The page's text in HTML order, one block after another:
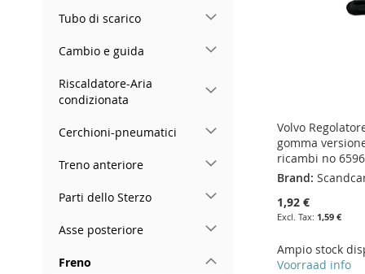
Volvo
gomma
ricambi no
Brand:
1,92 €
1,59 €
Ampio stock
Voorraad info
Tubo di scarico
Cambio e guida
Riscaldatore-Aria
condizionata
Cerchioni-pneumatici
Treno anteriore
Parti dello Sterzo
Asse posteriore
Freno